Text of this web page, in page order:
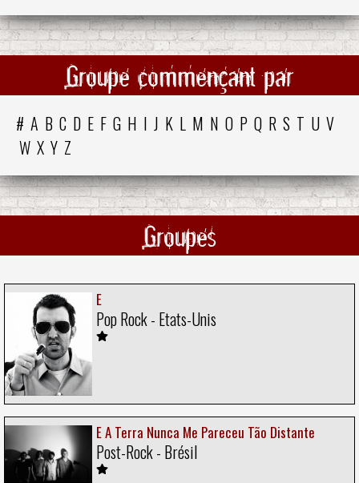
Groupe commençant par
# A B C D E F G H I J K L M N O P Q R S T U V
W X Y Z
Groupes
E
Pop Rock - Etats-Unis
E A Terra Nunca Me Pareceu Tão Distante
Post-Rock - Brésil